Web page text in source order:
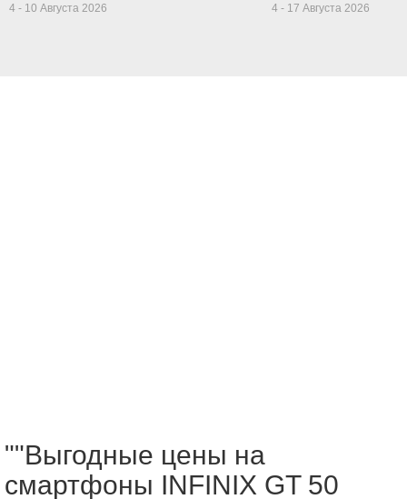
4 - 10 Августа 2026
4 - 17 Августа 2026
""Выгодные цены на
смартфоны INFINIX GT 50